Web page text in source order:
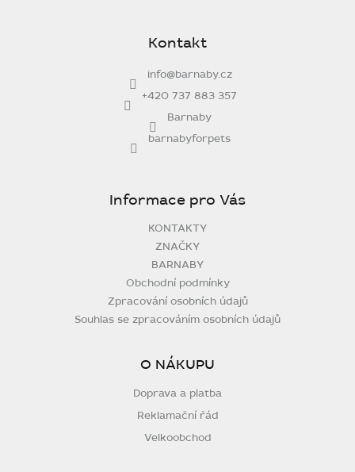
Kontakt
info@barnaby.cz
+420 737 883 357
Barnaby
barnabyforpets
Informace pro Vás
KONTAKTY
ZNAČKY
BARNABY
Obchodní podmínky
Zpracování osobních údajů
Souhlas se zpracováním osobních údajů
O NÁKUPU
Doprava a platba
Reklamační řád
Velkoobchod